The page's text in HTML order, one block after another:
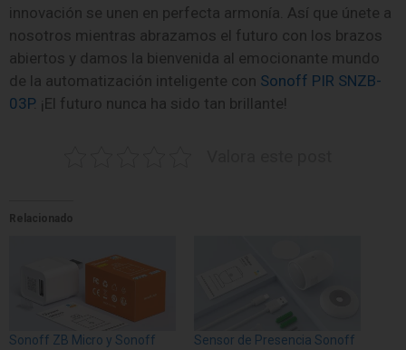
innovación se unen en perfecta armonía. Así que únete a
nosotros mientras abrazamos el futuro con los brazos
abiertos y damos la bienvenida al emocionante mundo
de la automatización inteligente con Sonoff PIR SNZB-
03P. ¡El futuro nunca ha sido tan brillante!
Relacionado
Sonoff ZB Micro y Sonoff
Sensor de Presencia Sonoff